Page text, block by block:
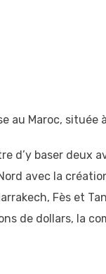
au Maroc, située
d’y baser deux
avec la
Fès et
de dollars, la